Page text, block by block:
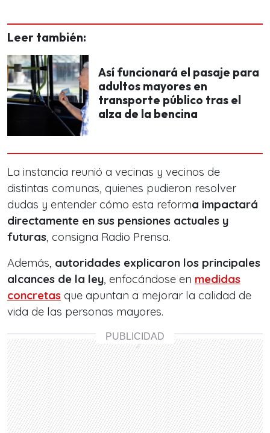
Leer también:
Así funcionará el pasaje para
adultos mayores en
transporte público tras el
alza de la bencina
La instancia reunió a vecinas y vecinos de
distintas comunas, quienes pudieron resolver
dudas y entender cómo esta reforma impactará
directamente en sus pensiones actuales y
futuras, consigna Radio Prensa.
Además, autoridades explicaron los principales
alcances de la ley, enfocándose en medidas
concretas que apuntan a mejorar la calidad de
vida de las personas mayores.